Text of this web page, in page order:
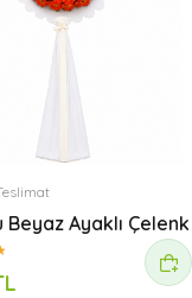
Beyaz Ayaklı Çelenk